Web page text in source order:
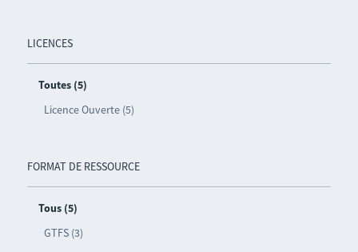
LICENCES
Toutes (5)
Licence Ouverte (5)
FORMAT DE RESSOURCE
Tous (5)
GTFS (3)